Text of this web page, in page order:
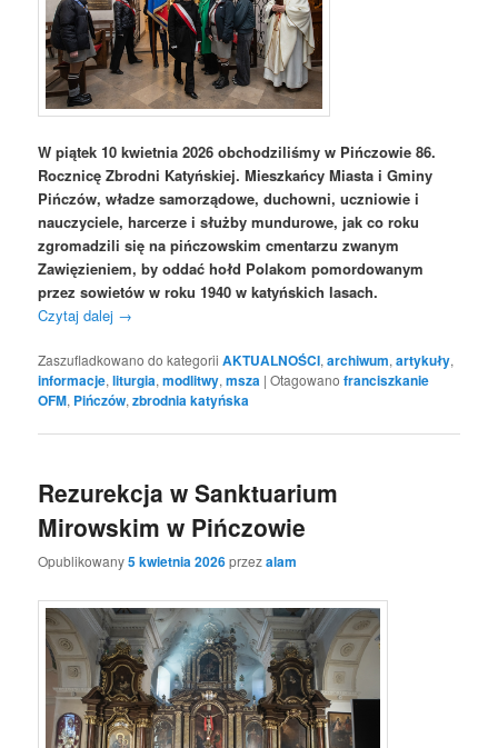
W piątek 10 kwietnia 2026 obchodziliśmy w Pińczowie 86.
Rocznicę Zbrodni Katyńskiej. Mieszkańcy Miasta i Gminy
Pińczów, władze samorządowe, duchowni, uczniowie i
nauczyciele, harcerze i służby mundurowe, jak co roku
zgromadzili się na pińczowskim cmentarzu zwanym
Zawięzieniem, by oddać hołd Polakom pomordowanym
przez sowietów w roku 1940 w katyńskich lasach.
Czytaj dalej →
Zaszufladkowano do kategorii AKTUALNOŚCI,archiwum,artykuły,
informacje,liturgia,modlitwy,msza |Otagowano franciszkanie
OFM, Pińczów,zbrodnia katyńska
Rezurekcja w Sanktuarium
Mirowskim w Pińczowie
Opublikowany5 kwietnia 2026przezalam